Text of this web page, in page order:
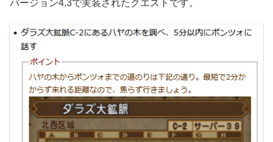
バージョン4.3で実装されたクエストです。